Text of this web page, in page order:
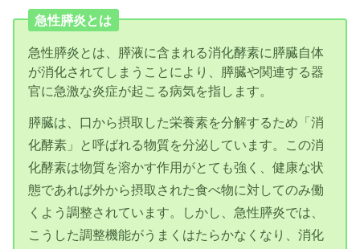
急性膵炎とは
急性膵炎とは、膵液に含まれる消化酵素に膵臓自体
が消化されてしまうことにより、膵臓や関連する器
官に急激な炎症が起こる病気を指します。
膵臓は、口から摂取した栄養素を分解するため「消
化酵素」と呼ばれる物質を分泌しています。この消
化酵素は物質を溶かす作用がとても強く、健康な状
態であれば外から摂取された食べ物に対してのみ働
くよう調整されています。しかし、急性膵炎では、
こうした調整機能がうまくはたらかなくなり、消化